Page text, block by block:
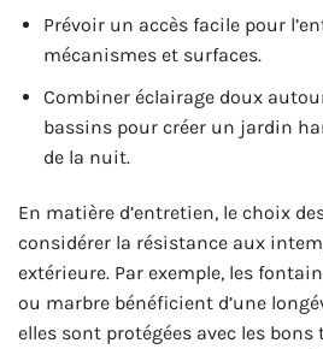
Prévoir un accès facile pour
mécanismes et surfaces.
Combiner éclairage doux
bassins pour créer un jardin
de la nuit.
En matière d’entretien, le choix
considérer la résistance aux
extérieure. Par exemple, les
ou marbre bénéficient d’une
elles sont protégées avec les bons